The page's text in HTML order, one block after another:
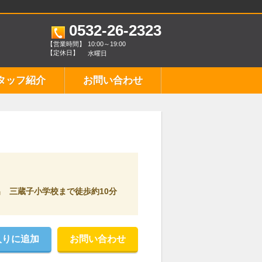
0532-26-2323
【営業時間】
10:00～19:00
【定休日】
水曜日
ッフ紹介 お問い合わせ
三蔵子小学校まで徒歩約10分
お問い合わせ
に追加